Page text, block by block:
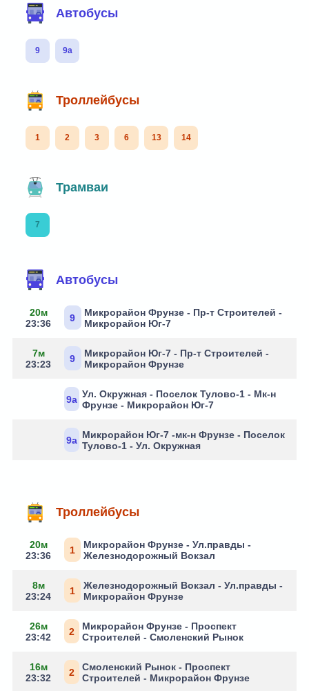
Автобусы
9 9а
Троллейбусы
1 2 3 6 13 14
Трамваи
7
Автобусы
20м
23:36
9
Микрорайон Фрунзе - Пр-т Строителей -
Микрорайон Юг-7
7м
23:23
9
Микрорайон Юг-7 - Пр-т Строителей -
Микрорайон Фрунзе
9а Ул. Окружная - Поселок Тулово-1 - Мк-н
Фрунзе - Микрорайон Юг-7
9а Микрорайон Юг-7 -мк-н Фрунзе - Поселок
Тулово-1 - Ул. Окружная
Троллейбусы
20м
23:36
1
Микрорайон Фрунзе - Ул.правды -
Железнодорожный Вокзал
8м
23:24
1
Железнодорожный Вокзал - Ул.правды -
Микрорайон Фрунзе
26м
23:42
2
Микрорайон Фрунзе - Проспект
Строителей - Смоленский Рынок
16м
23:32
2
Смоленский Рынок - Проспект
Строителей - Микрорайон Фрунзе